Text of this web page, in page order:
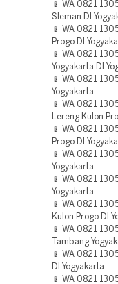
📱 WA 0821
Sleman DI
📱 WA 0821
Progo DI
📱 WA 0821
Yogyakarta DI
📱 WA 0821
Yogyakarta
📱 WA 0821
Lereng Kulon
📱 WA 0821
Progo DI
📱 WA 0821
Yogyakarta
📱 WA 0821
Yogyakarta
📱 WA 0821
Kulon Progo DI
📱 WA 0821
Tambang
📱 WA 0821
DI Yogyakarta
📱 WA 0821